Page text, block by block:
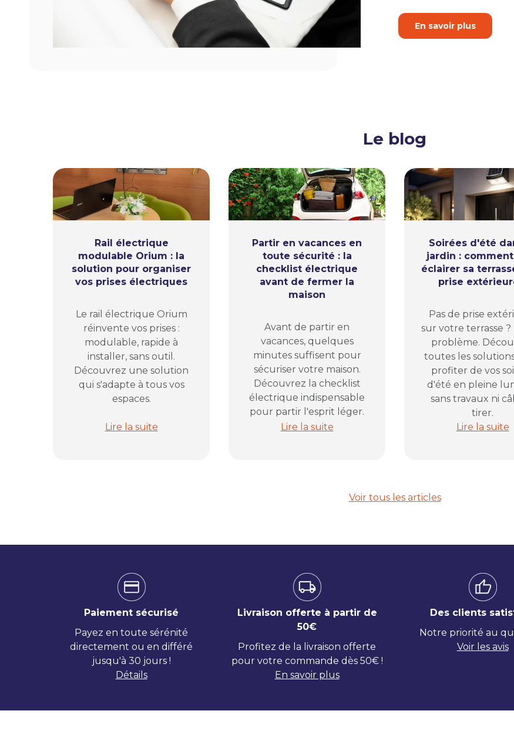
En savoir plus
Le blog
Rail électrique
modulable Orium : la
solution pour organiser
vos prises électriques
Le rail électrique Orium
réinvente vos prises :
modulable, rapide à
installer, sans outil.
Découvrez une solution
qui s'adapte à tous vos
espaces.
Rail électrique modulable Orium : la solution pour organiser vos prises électriques
Lire la suite
Partir en vacances en
toute sécurité : la
checklist électrique
avant de fermer la
maison
Avant de partir en
vacances, quelques
minutes suffisent pour
sécuriser votre maison.
Découvrez la checklist
électrique indispensable
pour partir l'esprit léger.
Partir en vacances en toute sécurité : la
Lire la suite
Soirées d'été
jardin :
éclairer sa
prise
Pas de prise
sur votre terrasse ?
problème.
toutes les
profiter de vos
d'été en pleine
sans travaux ni
tirer.
Soirées
Lire la suite
Voir tous les articles
Paiement sécurisé
Payez en toute sérénité
directement ou en différé
jusqu'à 30 jours !
Détails
Livraison offerte à partir de
50€
Profitez de la livraison offerte
pour votre commande dès 50€ !
En savoir plus
Des clients
Notre priorité au
Voir les avis